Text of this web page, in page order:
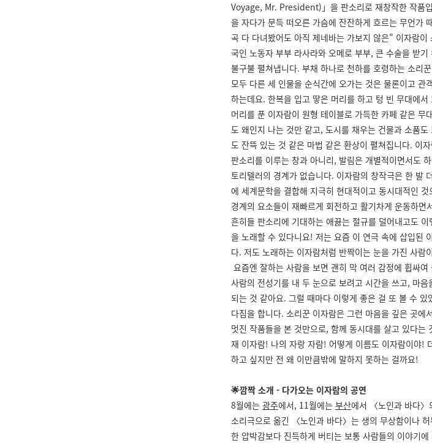
Voyage, Mr. President)」을 판소리로 재창작한 작품
을 자다가 문득 떠오른 가슴에 잔잔하게 흐르는 무언가
곡 다 다녀봤어도 아직 제네바는 가보지 않은" 이자람
국인 노동자 부부 라사라와 오메로 부부, 큰 수술을 받
불구불 펼쳐냅니다. 부채 하나로 천하를 호령하는 소리
모두 다른 세 인물을 순식간에 오가는 것은 물론이고 관
하는데요. 한복을 입고 땋은 머리를 하고 텅 빈 무대에
머리를 푼 이자람이 원형 테이블로 가득한 카페 같은
도 왜인지 나는 것만 같고, 도시를 채우는 건물과 소품
도 잔뜩 있는 것 같은 마법 같은 환상이 펼쳐집니다. 이
판소리를 이루는 창과 아니리, 발림은 개별적이면서도
토리텔러의 경계가 없습니다. 이자람의 창작극은 한 발
에 세계문학을 결합해 지극히 현대적이고 동시대적인
경계의 요소들이 재빠르게 회전하고 활기차게 운동하
흔히들 판소리에 기대하는 애끓는 절규를 덜어내고도
을 노래할 수 있다니요! 저는 요즘 이 연극 속에 삽입된
다. 저도 노래하는 이자람처럼 반짝이는 눈을 가진 사람
요즘엔 잘하는 사람을 보면 괜히 막 여러 감정에 휩싸
사람의 전성기를 내 두 눈으로 보려고 시간을 쓰고, 마
되는 것 같아요. 그럴 때마다 이렇게 좋은 걸 또 볼 수
다짐을 합니다. 소리꾼 이자람은 그런 마음을 깊은 곳
멋진 작품들을 본 것만으로, 함께 동시대를 살고 있다
재 이자람! 나의 자랑 자람! 어떻게 이름도 이자람이야!
하고 싶지만 전 왜 이만큼밖에 말하지 못하는 걸까요!
🌟깜짝 소개 - 다가오는 이자람의 공연
8월에는 광주에서, 11월에는 부산에서 〈노인과 바다
소리극으로 옮긴 〈노인과 바다〉는 생의 무상함이나
한 압박감보다 진득하게 버티는 보통 사람들의 이야기